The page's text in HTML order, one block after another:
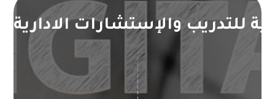
للتدريب والإستشارات الادارية